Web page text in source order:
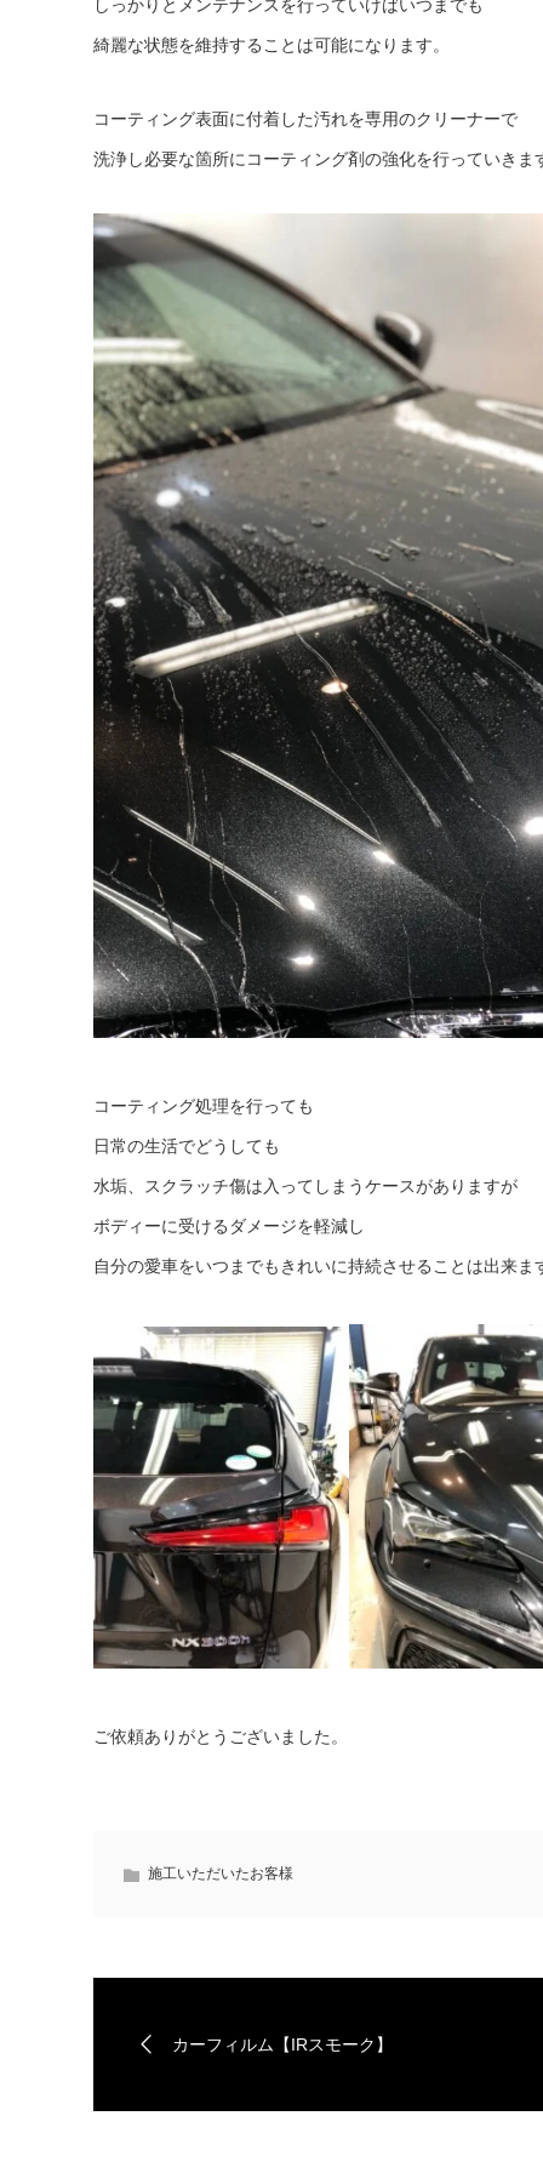
しっかりとメンテナンスを行っていけばいつまでも
綺麗な状態を維持することは可能になります。
コーティング表面に付着した汚れを専用のクリーナーで
洗浄し必要な箇所にコーティング剤の強化を行っていきま
コーティング処理を行っても
日常の生活でどうしても
水垢、スクラッチ傷は入ってしまうケースがありますが
ボディーに受けるダメージを軽減し
自分の愛車をいつまでもきれいに持続させることは出来ま
ご依頼ありがとうございました。
施工いただいたお客様
カーフィルム【IRスモーク】